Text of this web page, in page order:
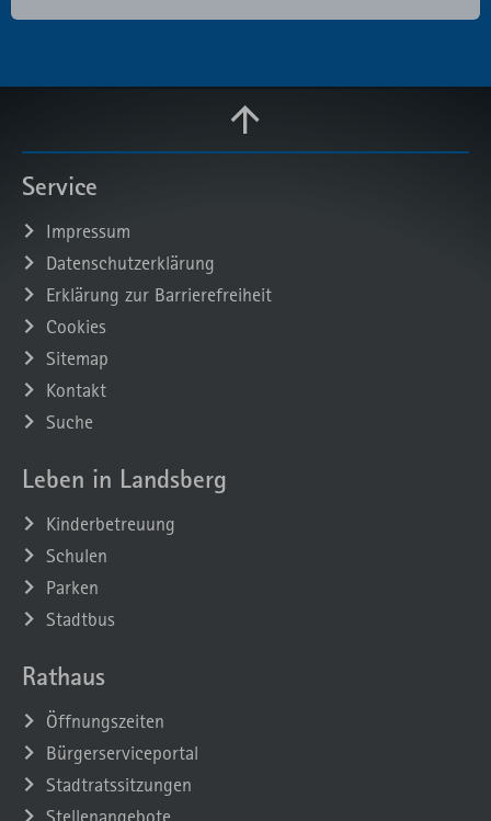
Service
Impressum
Datenschutzerklärung
Erklärung zur Barrierefreiheit
Cookies
Sitemap
Kontakt
Suche
Leben in Landsberg
Kinderbetreuung
Schulen
Parken
Stadtbus
Rathaus
Öffnungszeiten
Bürgerserviceportal
Stadtratssitzungen
Stellenangebote